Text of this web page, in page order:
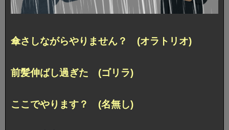
傘さしながらやりません？ (オラトリオ)
前髪伸ばし過ぎた (ゴリラ)
ここでやります？ (名無し)